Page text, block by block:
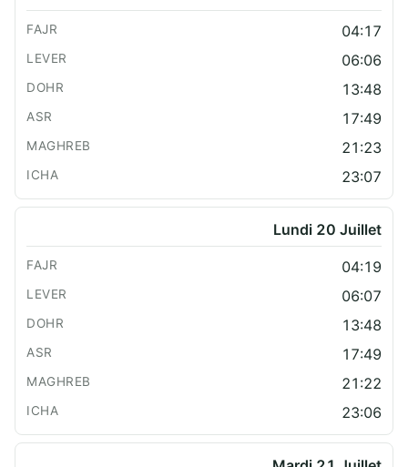
04:17
06:06
13:48
17:49
21:23
23:07
Lundi 20 Juillet
04:19
06:07
13:48
17:49
21:22
23:06